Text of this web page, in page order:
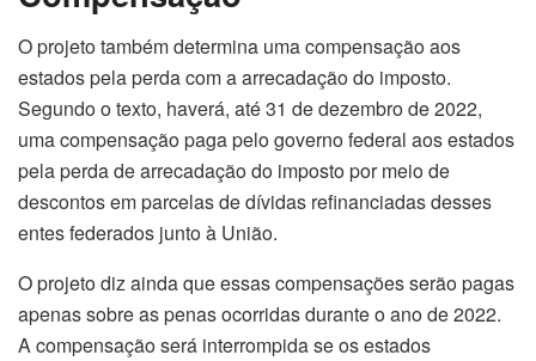
O projeto também determina uma compensação aos
estados pela perda com a arrecadação do imposto.
Segundo o texto, haverá, até 31 de dezembro de 2022,
uma compensação paga pelo governo federal aos estados
pela perda de arrecadação do imposto por meio de
descontos em parcelas de dívidas refinanciadas desses
entes federados junto à União.
O projeto diz ainda que essas compensações serão pagas
apenas sobre as penas ocorridas durante o ano de 2022.
A compensação será interrompida se os estados